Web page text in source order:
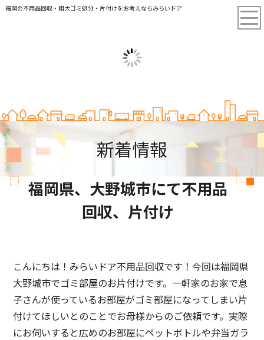
福岡の不用品回収・粗大ゴミ処分・片付けをお考えならみらいドア
新着情報
福岡県、大野城市にて不用品
回収、片付け
こんにちは！みらいドア不用品回収です！今回は福岡県
大野城市でゴミ部屋のお片付けです。一軒家のお家で息
子さんが使っているお部屋がゴミ部屋になってしまい片
付けてほしいとのことでお母様からのご依頼です。実際
にお伺いすると広めのお部屋にペットボトルや弁当ガラ